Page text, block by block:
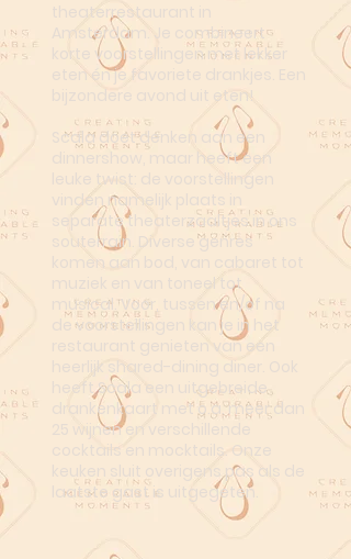
theaterrestaurant in
Amsterdam. Je combineert
korte voorstellingen met lekker
eten én je favoriete drankjes. Een
bijzondere avond uit eten!
Scala doet denken aan een
dinnershow, maar heeft een
leuke twist: de voorstellingen
vinden namelijk plaats in
separate theaterzaaltjes in ons
souterrain. Diverse genres
komen aan bod, van cabaret tot
muziek en van toneel tot
musical. Voor, tussen en/of na
de voorstellingen kan je in het
restaurant genieten van een
heerlijk shared-dining diner. Ook
heeft Scala een uitgebreide
drankenkaart met o.a. meer dan
25 wijnen en verschillende
cocktails en mocktails. Onze
keuken sluit overigens pas als de
laatste gast is uitgegeten.